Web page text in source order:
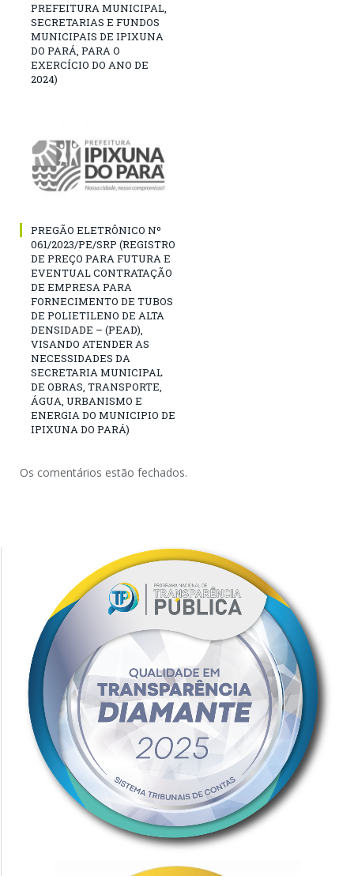
PREFEITURA MUNICIPAL,
SECRETARIAS E FUNDOS
MUNICIPAIS DE IPIXUNA
DO PARÁ, PARA O
EXERCÍCIO DO ANO DE
2024)
PREGÃO ELETRÔNICO Nº
061/2023/PE/SRP (REGISTRO
DE PREÇO PARA FUTURA E
EVENTUAL CONTRATAÇÃO
DE EMPRESA PARA
FORNECIMENTO DE TUBOS
DE POLIETILENO DE ALTA
DENSIDADE – (PEAD),
VISANDO ATENDER AS
NECESSIDADES DA
SECRETARIA MUNICIPAL
DE OBRAS, TRANSPORTE,
ÁGUA, URBANISMO E
ENERGIA DO MUNICIPIO DE
IPIXUNA DO PARÁ)
Os comentários estão fechados.